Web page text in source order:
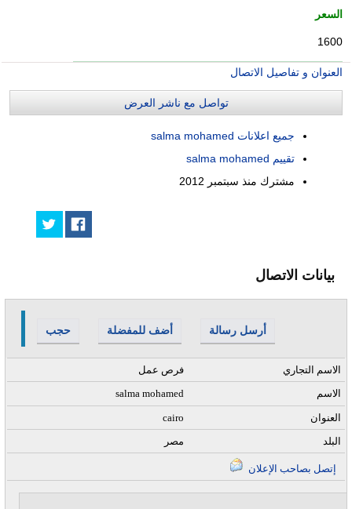
السعر
1600
العنوان و تفاصيل الاتصال
تواصل مع ناشر العرض
جميع اعلانات salma mohamed
تقييم salma mohamed
مشترك منذ سبتمبر 2012
بيانات الاتصال
حجب أضف للمفضلة أرسل رسالة
فرص عمل
الاسم التجاري
salma mohamed
الاسم
cairo
العنوان
مصر
البلد